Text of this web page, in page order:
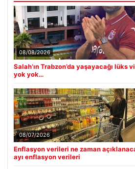
08/08/2026
Salah’ın Trabzon’da yaşayacağı lüks
yok yok…
08/07/2026
Enflasyon verileri ne zaman
ayı enflasyon verileri